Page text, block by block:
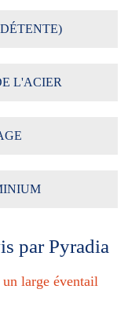
L'ACIER
par Pyradia
large éventail